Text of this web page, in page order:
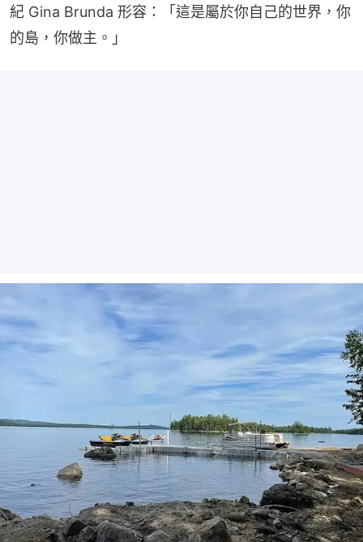
紀 Gina Brunda 形容：「這是屬於你自己的世界，你
的島，你做主。」